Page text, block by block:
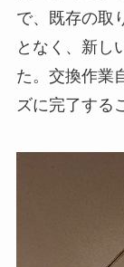
で、既存の取
となく、新し
た。交換作業
ズに完了する